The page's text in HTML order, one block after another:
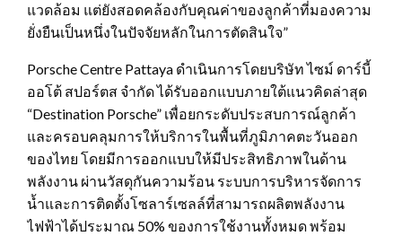
แวดล้อม แต่ยังสอดคล้องกับคุณค่าของลูกค้าที่มองความ
ยั่งยืนเป็นหนึ่งในปัจจัยหลักในการตัดสินใจ”
Porsche Centre Pattaya ดำเนินการโดยบริษัท ไซม์ ดาร์บี้
ออโต้ สปอร์ตส จำกัด ได้รับออกแบบภายใต้แนวคิดล่าสุด
“Destination Porsche” เพื่อยกระดับประสบการณ์ลูกค้า
และครอบคลุมการให้บริการในพื้นที่ภูมิภาคตะวันออก
ของไทย โดยมีการออกแบบให้มีประสิทธิภาพในด้าน
พลังงาน ผ่านวัสดุกันความร้อน ระบบการบริหารจัดการ
น้ำและการติดตั้งโซลาร์เซลล์ที่สามารถผลิตพลังงาน
ไฟฟ้าได้ประมาณ 50% ของการใช้งานทั้งหมด พร้อม